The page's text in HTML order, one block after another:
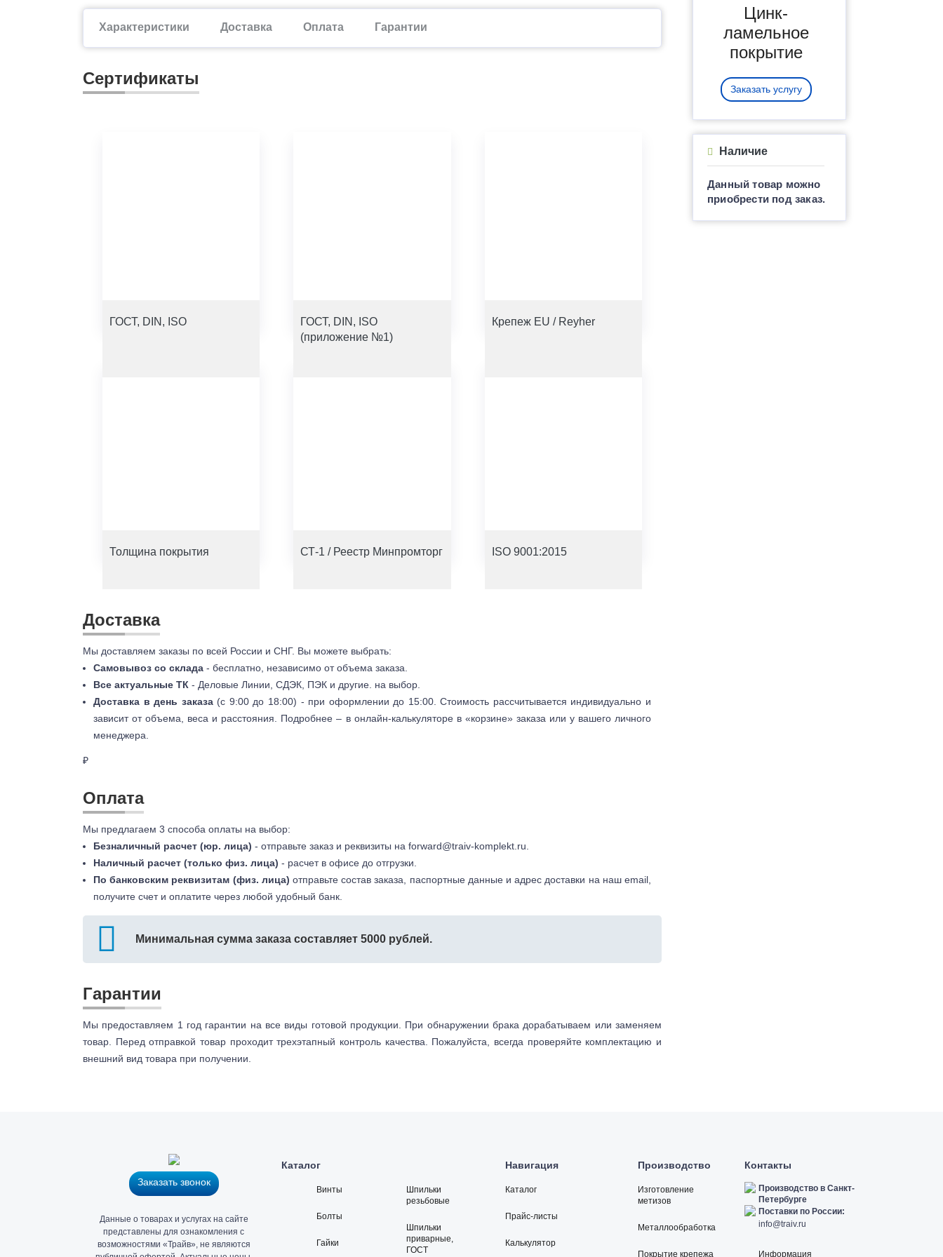
Характеристики Доставка Оплата Гарантии
Сертификаты
ГОСТ, DIN, ISO
ГОСТ, DIN, ISO
(приложение №1)
Крепеж EU / Reyher
Толщина покрытия СТ-1 / Реестр Минпромторг ISO 9001:2015
Доставка
Мы доставляем заказы по всей России и СНГ. Вы можете выбрать:
Самовывоз со склада - бесплатно, независимо от объема заказа.
Все актуальные ТК - Деловые Линии, СДЭК, ПЭК и другие. на выбор.
Доставка в день заказа(с 9:00 до 18:00) - при оформлении до 15:00. Стоимость рассчитывается индивидуально и
зависит от объема, веса и расстояния. Подробнее – в онлайн-калькуляторе в «корзине» заказа или у вашего личного
менеджера.
₽
Оплата
Мы предлагаем 3 способа оплаты на выбор:
Безналичный расчет (юр. лица) - отправьте заказ и реквизиты на forward@traiv-komplekt.ru
Наличный расчет (только физ. лица) - расчет в офисе до отгрузки.
По банковским реквизитам (физ. лица) отправьте состав заказа, паспортные данные и адрес доставки на наш email,
получите счет и оплатите через любой удобный банк.
Минимальная сумма заказа составляет 5000 рублей.
Гарантии
Мы предоставляем 1 год гарантии на все виды готовой продукции. При обнаружении брака дорабатываем или заменяем
товар. Перед отправкой товар проходит трехэтапный контроль качества. Пожалуйста, всегда проверяйте комплектацию и
внешний вид товара при получении.
Цинк-
ламельное
покрытие
Заказать услугу
Наличие
Данный товар можно
приобрести под заказ.
Заказать звонок
Данные о товарах и услугах на сайте
представлены для ознакомления с
возможностями «Трайв», не являются
Каталог
Винты
Болты
Гайки
Шпильки
резьбовые
Шпильки
приварные,
ГОСТ
Навигация
Каталог
Прайс-листы
Калькулятор
офис
и
Производство
Изготовление
метизов
Металлообработка
Покрытие крепежа
Контакты
Производство в Санкт-
Петербурге
Поставки по России:
info@traiv.ru
Информация